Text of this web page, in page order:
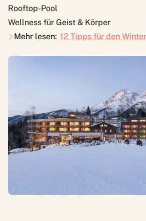
Rooftop-Pool
Wellness für Geist & Körper
Mehr lesen: 12 Tipps für den